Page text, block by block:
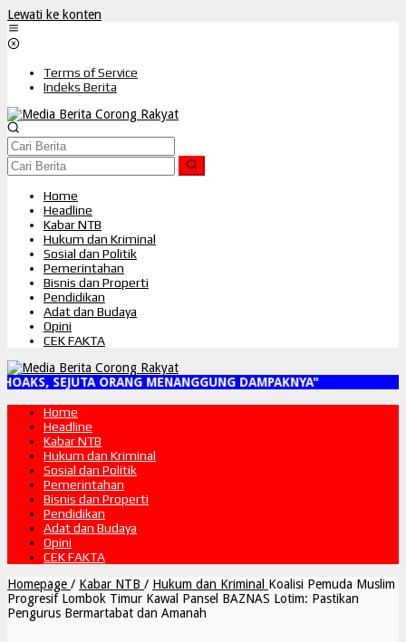
Lewati ke konten
Terms of Service
Indeks Berita
Home
Headline
Kabar NTB
Hukum dan Kriminal
Sosial dan Politik
Pemerintahan
Bisnis dan Properti
Pendidikan
Adat dan Budaya
Opini
CEK FAKTA
ORANG MENANGGUNG DAMPAKNYA"
Home
Headline
Kabar NTB
Hukum dan Kriminal
Sosial dan Politik
Pemerintahan
Bisnis dan Properti
Pendidikan
Adat dan Budaya
Opini
CEK FAKTA
Homepage / Kabar NTB / Hukum dan Kriminal Koalisi Pemuda Muslim
Progresif Lombok Timur Kawal Pansel BAZNAS Lotim: Pastikan
Pengurus Bermartabat dan Amanah